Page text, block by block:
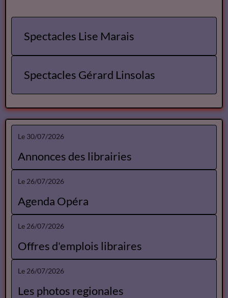
Spectacles Lise Marais
Spectacles Gérard Linsolas
Le 30/07/2026
Annonces des librairies
Le 26/07/2026
Agenda Opéra
Le 26/07/2026
Offres d'emplois libraires
Le 26/07/2026
Les photos regionales